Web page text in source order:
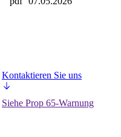
Kontaktieren Sie uns
Siehe Prop 65-Warnung